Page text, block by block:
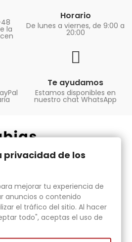
la
Horario
De lunes a viernes, de 9:00 a
20:00
Te ayudamos
Estamos disponibles en
nuestro chat WhatsApp
en talla de madera,
para la madera auxiliar
privacidad de los
mejorar tu experiencia de
anuncios o contenido
el tráfico del sitio. Al hacer
todo", aceptas el uso de